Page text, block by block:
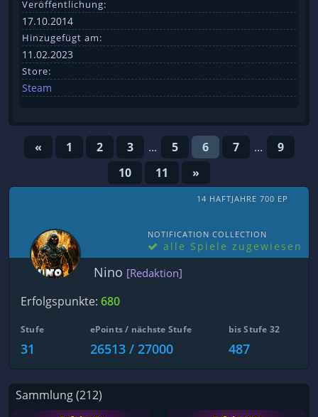
Veröffentlichung:
17.10.2014
Hinzugefügt am:
11.02.2023
Store:
Steam
« 1 2 3 ... 5 6 7 ...
9
10
11 »
14 HAFTJAHRE 700 EP
NOTIFICATION COLLECTION
alle Spiele zugewiesen
Nino [Redaktion]
Erfolgspunkte: 680
Stufe
31
ePoints / nächste Stufe
26513 / 27000
bis Stufe 32
487
Sammlung (212)